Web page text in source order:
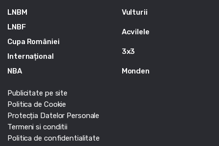
LNBM
LNBF
Cupa României
Internațional
NBA
Vulturii
Acvilele
3x3
Monden
Publicitate pe site
Politica de Cookie
Protecția Datelor Personale
Termeni si conditii
Politica de confidentialitate